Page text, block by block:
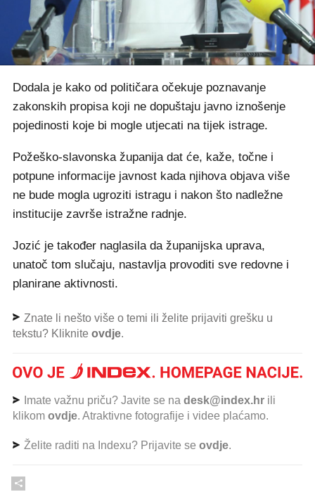
Dodala je kako od političara očekuje poznavanje
zakonskih propisa koji ne dopuštaju javno iznošenje
pojedinosti koje bi mogle utjecati na tijek istrage.
Požeško-slavonska županija dat će, kaže, točne i
potpune informacije javnost kada njihova objava više
ne bude mogla ugroziti istragu i nakon što nadležne
institucije završe istražne radnje.
Jozić je također naglasila da županijska uprava,
unatoč tom slučaju, nastavlja provoditi sve redovne i
planirane aktivnosti.
Znate li nešto više o temi ili želite prijaviti grešku u
tekstu? Kliknite ovdje.
Imate važnu priču? Javite se na desk@index.hr ili
klikom ovdje. Atraktivne fotografije i videe plaćamo.
Želite raditi na Indexu? Prijavite se ovdje.